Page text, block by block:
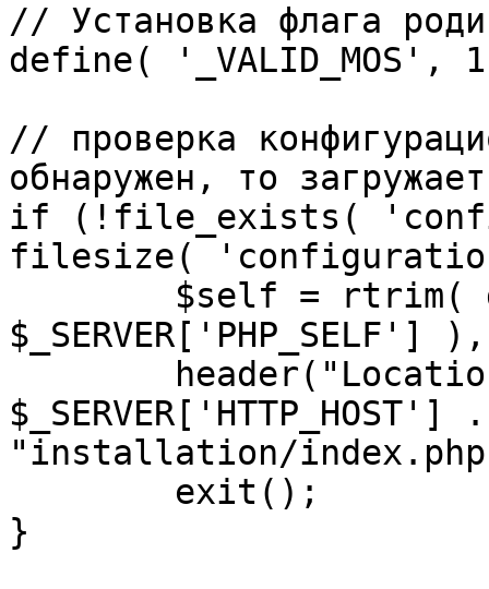
// Установка флага
define( '_VALID_MOS',
// проверка
обнаружен, то
if (!file_exists(
filesize(
"installation/
}